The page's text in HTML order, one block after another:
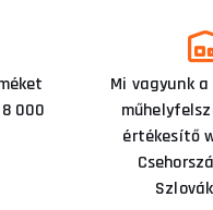
000
Mi vagyunk
értékesítő